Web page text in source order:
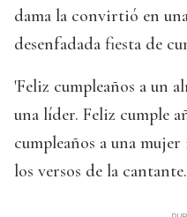
dama la convirtió en
desenfadada fiesta de
'Feliz cumpleaños a un
una líder. Feliz cumple
cumpleaños a una
los versos de la cantante.